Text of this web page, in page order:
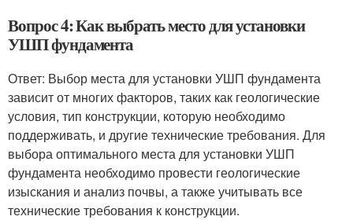
Вопрос 4: Как выбрать место для установки
УШП фундамента
Ответ: Выбор места для установки УШП фундамента
зависит от многих факторов, таких как геологические
условия, тип конструкции, которую необходимо
поддерживать, и другие технические требования. Для
выбора оптимального места для установки УШП
фундамента необходимо провести геологические
изыскания и анализ почвы, а также учитывать все
технические требования к конструкции.